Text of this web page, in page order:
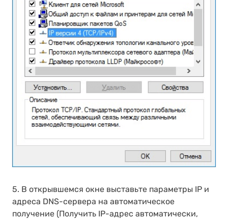
5. В открывшемся окне выставьте параметры IP и
адреса DNS-сервера на автоматическое
получение (Получить IP-адрес автоматически,